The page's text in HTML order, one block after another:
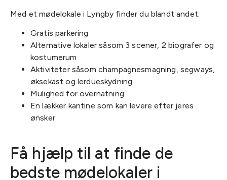
Med et mødelokale i Lyngby finder du blandt andet:
Gratis parkering
Alternative lokaler såsom 3 scener, 2 biografer og
kostumerum
Aktiviteter såsom champagnesmagning, segways,
øksekast og lerdueskydning
Mulighed for overnatning
En lækker kantine som kan levere efter jeres
ønsker
Få hjælp til at finde de
bedste mødelokaler i